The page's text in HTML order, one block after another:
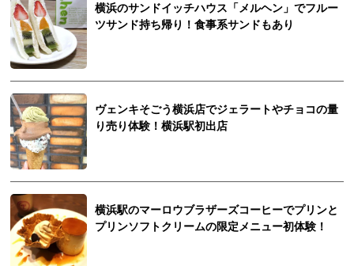
横浜のサンドイッチハウス「メルヘン」でフルー
ツサンド持ち帰り！食事系サンドもあり
ヴェンキそごう横浜店でジェラートやチョコの量
り売り体験！横浜駅初出店
横浜駅のマーロウブラザーズコーヒーでプリンと
プリンソフトクリームの限定メニュー初体験！